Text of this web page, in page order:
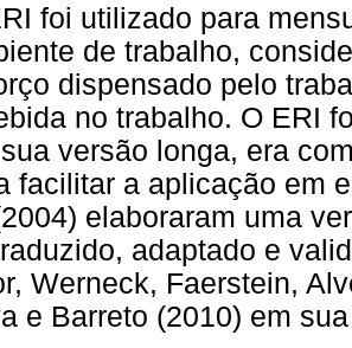
foi utilizado para
de trabalho,
dispensado pelo
no trabalho. O ERI
versão longa, era
facilitar a aplicação em
elaboraram uma
adaptado e
Werneck, Faerstein,
e Barreto (2010) em